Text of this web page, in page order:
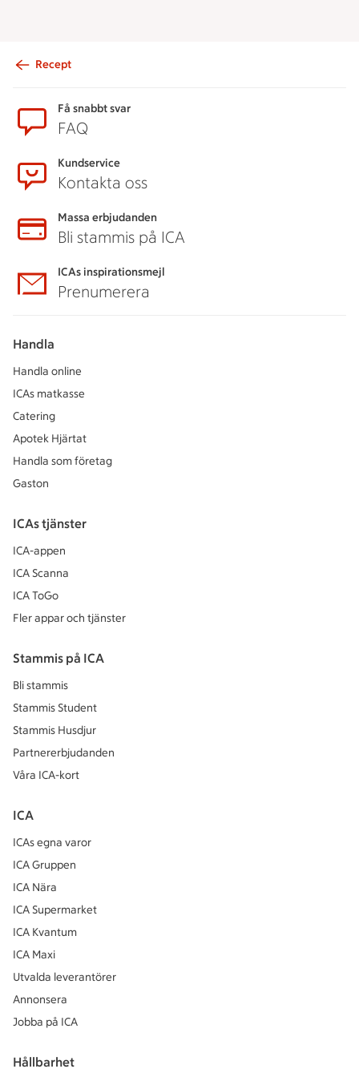
Recept
Få snabbt svar
FAQ
Kundservice
Kontakta oss
Massa erbjudanden
Bli stammis på ICA
ICAs inspirationsmejl
Prenumerera
Handla
Handla online
ICAs matkasse
Catering
Apotek Hjärtat
Handla som företag
Gaston
ICAs tjänster
ICA-appen
ICA Scanna
ICA ToGo
Fler appar och tjänster
Stammis på ICA
Bli stammis
Stammis Student
Stammis Husdjur
Partnererbjudanden
Våra ICA-kort
ICA
ICAs egna varor
ICA Gruppen
ICA Nära
ICA Supermarket
ICA Kvantum
ICA Maxi
Utvalda leverantörer
Annonsera
Jobba på ICA
Hållbarhet